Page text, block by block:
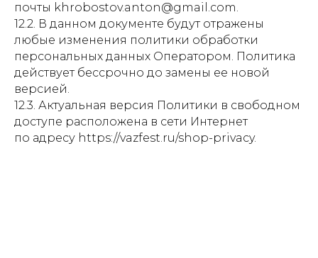
почты khrobostov.anton@gmail.com.
12.2. В данном документе будут отражены
любые изменения политики обработки
персональных данных Оператором. Политика
действует бессрочно до замены ее новой
версией.
12.3. Актуальная версия Политики в свободном
доступе расположена в сети Интернет
по адресу https://vazfest.ru/shop-privacy.